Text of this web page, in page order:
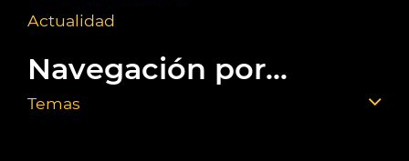
Actualidad
Navegación por...
Temas